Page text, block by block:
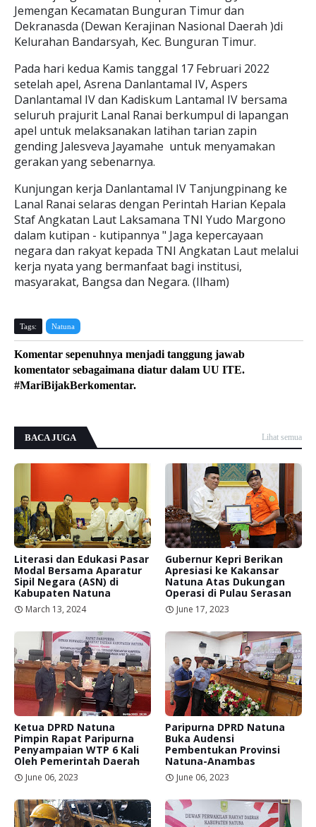
Jemengan Kecamatan Bunguran Timur dan
Dekranasda (Dewan Kerajinan Nasional Daerah )di
Kelurahan Bandarsyah, Kec. Bunguran Timur.
Pada hari kedua Kamis tanggal 17 Februari 2022
setelah apel, Asrena Danlantamal IV, Aspers
Danlantamal IV dan Kadiskum Lantamal IV bersama
seluruh prajurit Lanal Ranai berkumpul di lapangan
apel untuk melaksanakan latihan tarian zapin
gending Jalesveva Jayamahe untuk menyamakan
gerakan yang sebenarnya.
Kunjungan kerja Danlantamal IV Tanjungpinang ke
Lanal Ranai selaras dengan Perintah Harian Kepala
Staf Angkatan Laut Laksamana TNI Yudo Margono
dalam kutipan - kutipannya " Jaga kepercayaan
negara dan rakyat kepada TNI Angkatan Laut melalui
kerja nyata yang bermanfaat bagi institusi,
masyarakat, Bangsa dan Negara. (Ilham)
Tags: Natuna
Komentar sepenuhnya menjadi tanggung jawab
komentator sebagaimana diatur dalam UU ITE.
#MariBijakBerkomentar.
BACA JUGA Lihat semua
Literasi dan Edukasi Pasar
Modal Bersama Aparatur
Sipil Negara (ASN) di
Kabupaten Natuna
March 13, 2024
Gubernur Kepri Berikan
Apresiasi ke Kakansar
Natuna Atas Dukungan
Operasi di Pulau Serasan
June 17, 2023
Ketua DPRD Natuna
Pimpin Rapat Paripurna
Penyampaian WTP 6 Kali
Oleh Pemerintah Daerah
June 06, 2023
Paripurna DPRD Natuna
Buka Audensi
Pembentukan Provinsi
Natuna-Anambas
June 06, 2023